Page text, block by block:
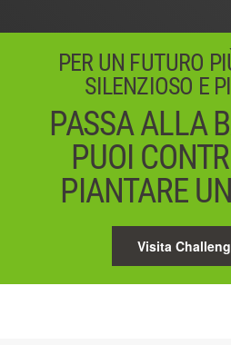
PER UN FUTURO
SILENZIOSO E
PASSA ALLA
PUOI
PIANTARE
Visita